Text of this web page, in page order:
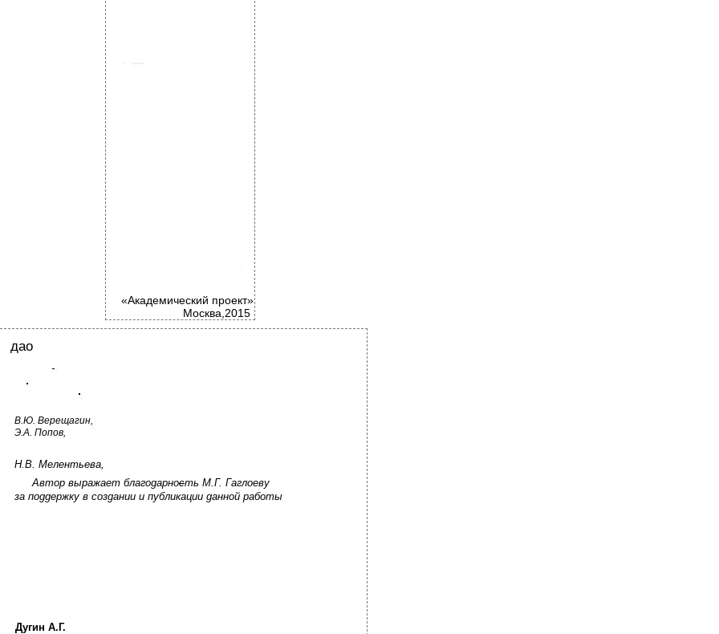
«Академический проект»
Москва,2015
дао
В.Ю. Верещагин,
Э.А. Попов,
Н.В. Мелентьева,
Автор выражает благоgарность М.Г. Гаглоеву
за поggержку в созgании и публикации gанной работы
Дугин А.Г.